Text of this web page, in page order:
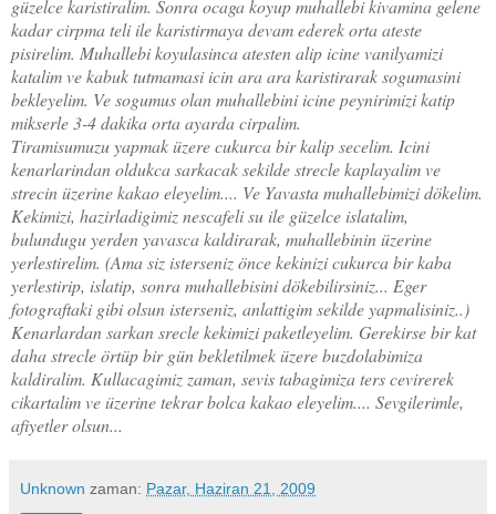
güzelce karistiralim. Sonra ocaga koyup muhallebi kivamina gelene
kadar cirpma teli ile karistirmaya devam ederek orta ateste
pisirelim. Muhallebi koyulasinca atesten alip icine vanilyamizi
katalim ve kabuk tutmamasi icin ara ara karistirarak sogumasini
bekleyelim. Ve sogumus olan muhallebini icine peynirimizi katip
mikserle 3-4 dakika orta ayarda cirpalim.
Tiramisumuzu yapmak üzere cukurca bir kalip secelim. Icini
kenarlarindan oldukca sarkacak sekilde strecle kaplayalim ve
strecin üzerine kakao eleyelim.... Ve Yavasta muhallebimizi dökelim.
Kekimizi, hazirladigimiz nescafeli su ile güzelce islatalim,
bulundugu yerden yavasca kaldirarak, muhallebinin üzerine
yerlestirelim. (Ama siz isterseniz önce kekinizi cukurca bir kaba
yerlestirip, islatip, sonra muhallebisini dökebilirsiniz... Eger
fotograftaki gibi olsun isterseniz, anlattigim sekilde yapmalisiniz..)
Kenarlardan sarkan srecle kekimizi paketleyelim. Gerekirse bir kat
daha strecle örtüp bir gün bekletilmek üzere buzdolabimiza
kaldiralim. Kullacagimiz zaman, sevis tabagimiza ters cevirerek
cikartalim ve üzerine tekrar bolca kakao eleyelim.... Sevgilerimle,
afiyetler olsun...
Unknown zaman: Pazar, Haziran 21, 2009